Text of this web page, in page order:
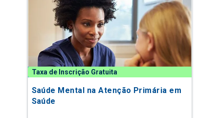
Taxa de Inscrição Gratuita
Saúde Mental na Atenção Primária em
Saúde